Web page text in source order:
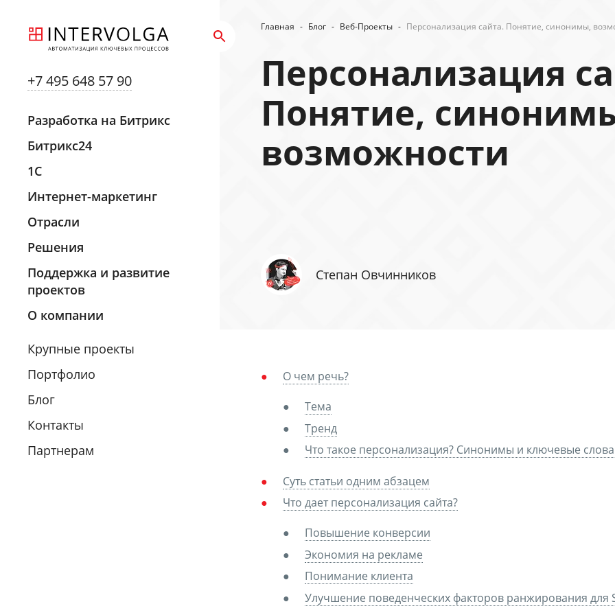
+7 495 648 57 90
Разработка на Битрикс
Битрикс24
1С
Интернет-маркетинг
Отрасли
Решения
Поддержка и развитие
проектов
О компании
Крупные проекты
Портфолио
Блог
Контакты
Партнерам
Главная - Блог - Веб-Проекты - Персонализация сайта. Понятие, синонимы,
Персонализация
Понятие,
возможности
Степан Овчинников
О чем речь?
Тема
Тренд
Что такое персонализация? Синонимы и ключевые слова
Суть статьи одним абзацем
Что дает персонализация сайта?
Повышение конверсии
Экономия на рекламе
Понимание клиента
Улучшение поведенческих факторов ранжирования для